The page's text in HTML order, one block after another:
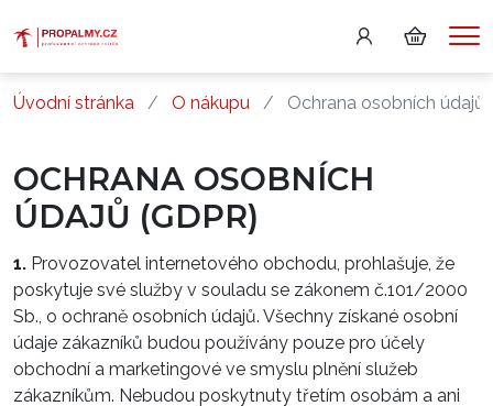
Úvodní stránka O nákupu Ochrana osobních údajů
OCHRANA OSOBNÍCH
ÚDAJŮ (GDPR)
1. Provozovatel internetového obchodu, prohlašuje, že
poskytuje své služby v souladu se zákonem č.101/2000
Sb., o ochraně osobních údajů. Všechny získané osobní
údaje zákazníků budou používány pouze pro účely
obchodní a marketingové ve smyslu plnění služeb
zákazníkům. Nebudou poskytnuty třetím osobám a ani